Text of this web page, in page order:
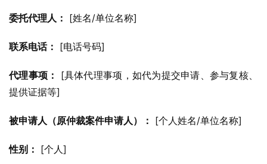
委托代理人： [姓名/单位名称]
联系电话： [电话号码]
代理事项：
[具体代理事项，如代为提交申请、参与复核、
提供证据等]
被申请人（原仲裁案件申请人）： [个人姓名/单位名称]
性别： [个人]